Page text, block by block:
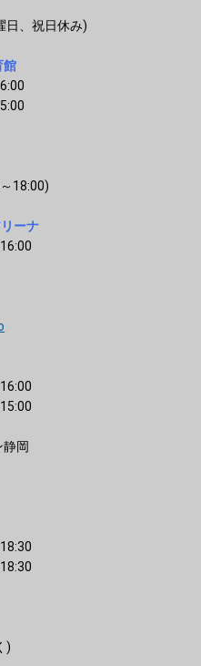
日、祝日休み)
館
18:00)
ーナ
岡
)